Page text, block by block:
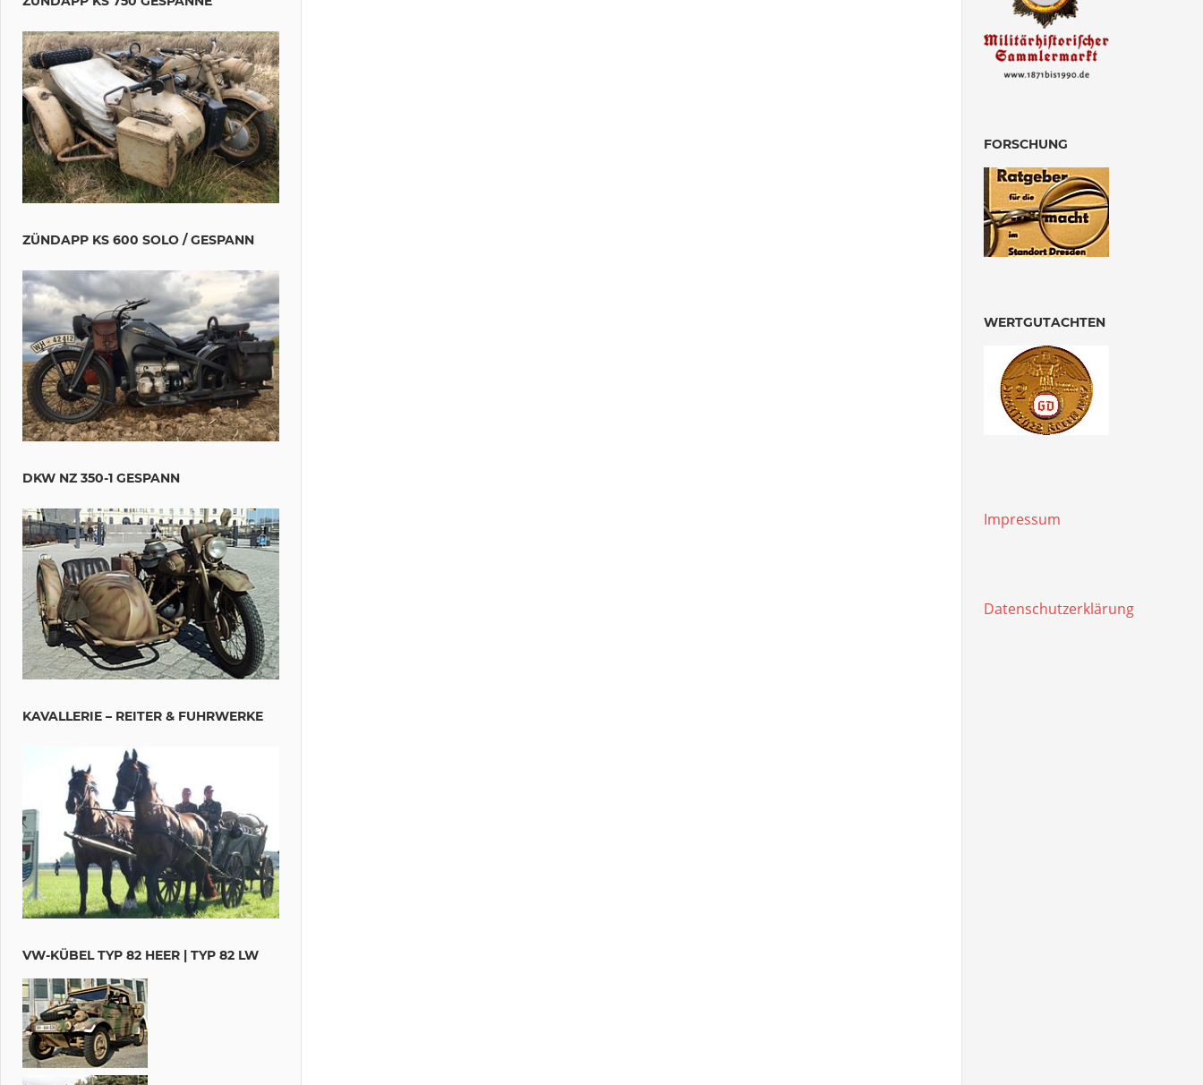
ZÜNDAPP KS 600 SOLO / GESPANN
DKW NZ 350-1 GESPANN
KAVALLERIE – REITER & FUHRWERKE
VW-KÜBEL TYP 82 HEER | TYP 82 LW
FORSCHUNG
WERTGUTACHTEN
Impressum
Datenschutzerklärung